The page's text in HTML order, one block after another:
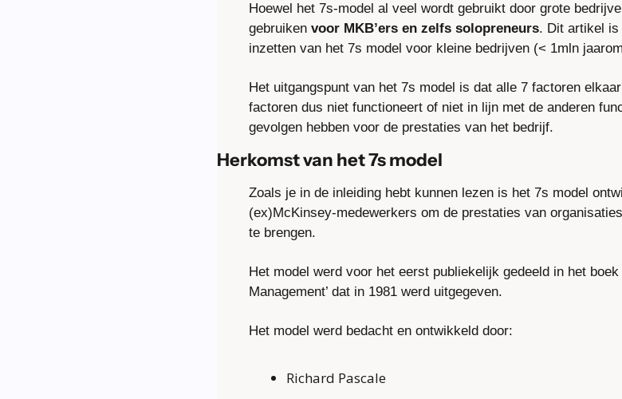
Hoewel het 7s-model al veel wordt gebruikt door grote
gebruiken voor MKB’ers en zelfs solopreneurs. Dit artikel is
inzetten van het 7s model voor kleine bedrijven (< 1mln
Het uitgangspunt van het 7s model is dat alle 7 factoren
factoren dus niet functioneert of niet in lijn met de anderen
gevolgen hebben voor de prestaties van het bedrijf.
Herkomst van het 7s model
Zoals je in de inleiding hebt kunnen lezen is het 7s model
(ex)McKinsey-medewerkers om de prestaties van
te brengen.
Het model werd voor het eerst publiekelijk gedeeld in het boek
Management’ dat in 1981 werd uitgegeven.
Het model werd bedacht en ontwikkeld door:
Richard Pascale